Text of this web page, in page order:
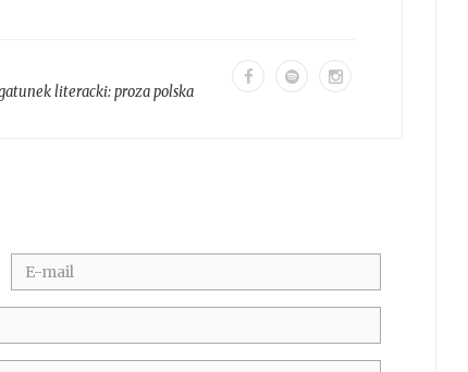
literacki:proza polska